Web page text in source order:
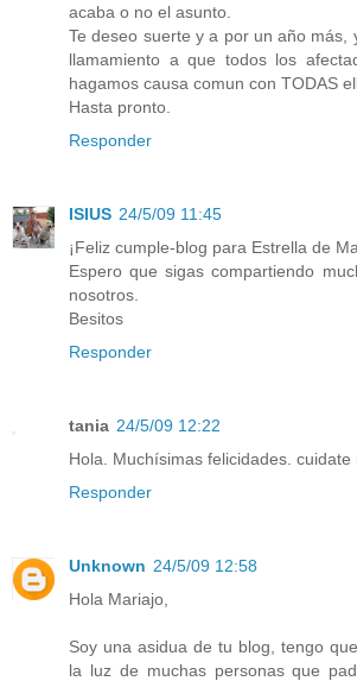
acaba o no el asunto.
Te deseo suerte y a por un año más,
llamamiento a que todos los
hagamos causa comun con TODAS
Hasta pronto.
Responder
ISIUS 24/5/09 11:45
¡Feliz cumple-blog para Estrella de
Espero que sigas compartiendo
nosotros.
Besitos
Responder
tania 24/5/09 12:22
Hola. Muchísimas felicidades. cuidate
Responder
Unknown 24/5/09 12:58
Hola Mariajo,
Soy una asidua de tu blog, tengo
la luz de muchas personas que